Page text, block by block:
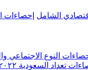
الشامل إحصاءات
النوع الاجتماعي
تعداد السعودية ٢٠٢٢